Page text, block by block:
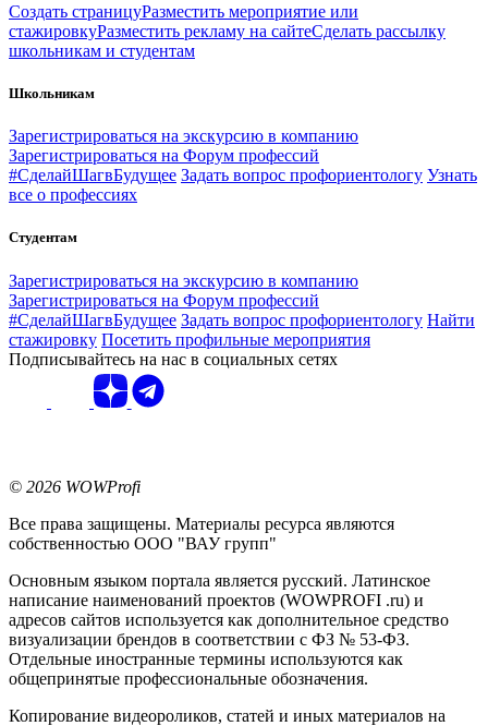
Создать страницуРазместить мероприятие или
стажировкуРазместить рекламу на сайтеСделать рассылку
школьникам и студентам
Школьникам
Зарегистрироваться на экскурсию в компанию
Зарегистрироваться на Форум профессий
#СделайШагвБудущее Задать вопрос профориентологу Узнать
все о профессиях
Студентам
Зарегистрироваться на экскурсию в компанию
Зарегистрироваться на Форум профессий
#СделайШагвБудущее Задать вопрос профориентологу Найти
стажировку Посетить профильные мероприятия
Подписывайтесь на нас в социальных сетях
© 2026 WOWProfi
Все права защищены. Материалы ресурса являются
собственностью ООО "ВАУ групп"
Основным языком портала является русский. Латинское
написание наименований проектов (WOWPROFI .ru) и
адресов сайтов используется как дополнительное средство
визуализации брендов в соответствии с ФЗ № 53-ФЗ.
Отдельные иностранные термины используются как
общепринятые профессиональные обозначения.
Копирование видеороликов, статей и иных материалов на